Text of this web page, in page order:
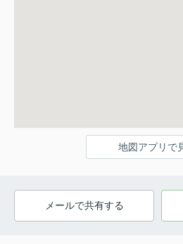
地図アプリで
メールで共有する